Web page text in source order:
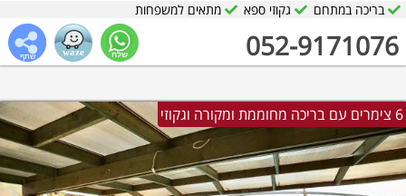
052-9171076
בריכה במתחם גקוזי ספא מתאים למשפחות
6 צימרים עם בריכה מחוממת ומקורה וגקוזי